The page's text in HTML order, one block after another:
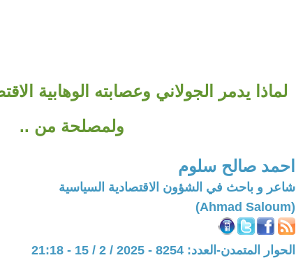
لماذا يدمر الجولاني وعصابته الوهابية
ولمصلحة من ..
احمد صالح سلوم
شاعر و باحث في الشؤون الاقتصادية السياسية
(Ahmad Saloum)
الحوار المتمدن-العدد: 8254 - 2025 / 2 / 15 - 21:18